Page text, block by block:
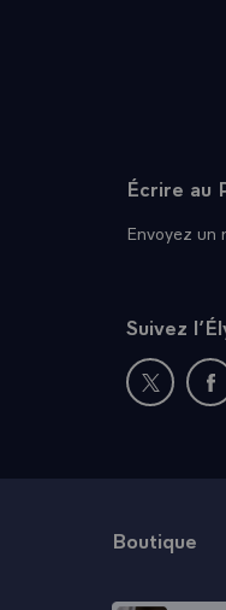
Écrire au
Envoyez un
Suivez
Nouvelle
Boutique